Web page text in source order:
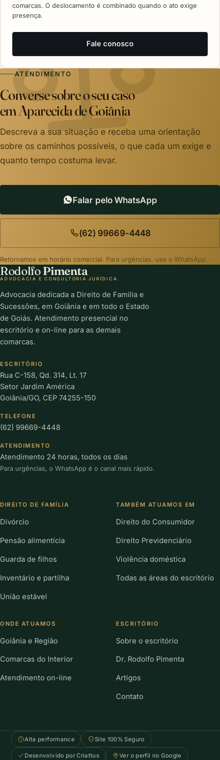
comarcas. O deslocamento é combinado quando o ato exige
presença.
Fale conosco
ATENDIMENTO
Converse sobre o seu caso
em Aparecida de Goiânia
Descreva a sua situação e receba uma orientação
sobre os caminhos possíveis, o que cada um exige e
quanto tempo costuma levar.
Falar pelo WhatsApp
(62) 99669-4448
Retornamos em horário comercial. Para urgências, use o WhatsApp.
RodolfoPimenta
ADVOCACIA E CONSULTORIA JURÍDICA
Advocacia dedicada a Direito de Família e
Sucessões, em Goiânia e em todo o Estado
de Goiás. Atendimento presencial no
escritório e on-line para as demais
comarcas.
ESCRITÓRIO
Rua C-158, Qd. 314, Lt. 17
Setor Jardim América
Goiânia/GO, CEP 74255-150
TELEFONE
(62) 99669-4448
ATENDIMENTO
Atendimento 24 horas, todos os dias
Para urgências, o WhatsApp é o canal mais rápido.
DIREITO DE FAMÍLIA
Divórcio
Pensão alimentícia
Guarda de filhos
Inventário e partilha
União estável
TAMBÉM ATUAMOS EM
Direito do Consumidor
Direito Previdenciário
Violência doméstica
Todas as áreas do escritório
ONDE ATUAMOS
Goiânia e Região
Comarcas do Interior
Atendimento on-line
ESCRITÓRIO
Sobre o escritório
Dr. Rodolfo Pimenta
Artigos
Contato
Alta performance Site 100% Seguro
Desenvolvido por Criattus Ver o perfil no Google